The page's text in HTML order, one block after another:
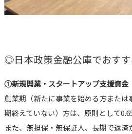
◎日本政策金融公庫でおす
①新規開業・スタートアップ支援資金
創業期（新たに事業を始める方または
期終えていない）方は、原則として
また、無担保・無保証人、長期で返済